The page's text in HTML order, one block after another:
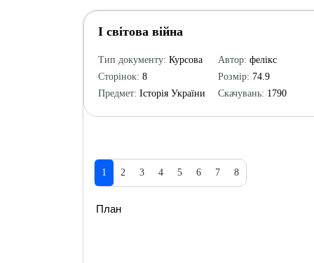
І світова війна
Тип документу: Курсова
Сторінок: 8
Предмет: Історія України
Автор: фелікс
Розмір: 74.9
Скачувань: 1790
1 2 3 4 5 6 7 8
План